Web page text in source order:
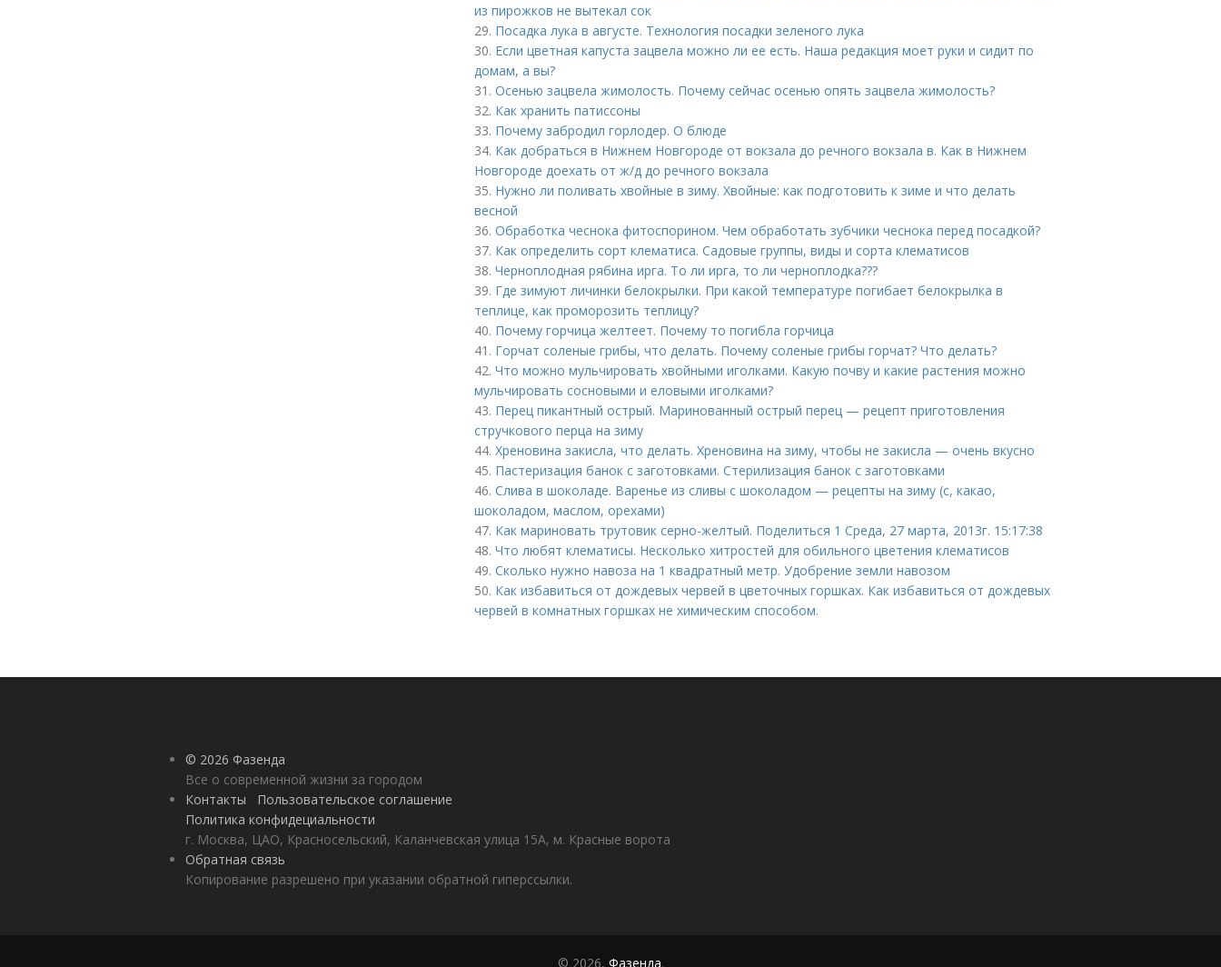
из пирожков не вытекал сок
29. Посадка лука в августе. Технология посадки зеленого лука
30. Если цветная капуста зацвела можно ли ее есть. Наша редакция моет руки и сидит по
домам, а вы?
31. Осенью зацвела жимолость. Почему сейчас осенью опять зацвела жимолость?
32. Как хранить патиссоны
33. Почему забродил горлодер. О блюде
34. Как добраться в Нижнем Новгороде от вокзала до речного вокзала в. Как в Нижнем
Новгороде доехать от ж/д до речного вокзала
35. Нужно ли поливать хвойные в зиму. Хвойные: как подготовить к зиме и что делать
весной
36. Обработка чеснока фитоспорином. Чем обработать зубчики чеснока перед посадкой?
37. Как определить сорт клематиса. Садовые группы, виды и сорта клематисов
38. Черноплодная рябина ирга. То ли ирга, то ли черноплодка???
39. Где зимуют личинки белокрылки. При какой температуре погибает белокрылка в
теплице, как проморозить теплицу?
40. Почему горчица желтеет. Почему то погибла горчица
41. Горчат соленые грибы, что делать. Почему соленые грибы горчат? Что делать?
42. Что можно мульчировать хвойными иголками. Какую почву и какие растения можно
мульчировать сосновыми и еловыми иголками?
43. Перец пикантный острый. Маринованный острый перец — рецепт приготовления
стручкового перца на зиму
44. Хреновина закисла, что делать. Хреновина на зиму, чтобы не закисла — очень вкусно
45. Пастеризация банок с заготовками. Стерилизация банок с заготовками
46. Слива в шоколаде. Варенье из сливы с шоколадом — рецепты на зиму (с, какао,
шоколадом, маслом, орехами)
47. Как мариновать трутовик серно-желтый. Поделиться 1 Среда, 27 марта, 2013г. 15:17:38
48. Что любят клематисы. Несколько хитростей для обильного цветения клематисов
49. Сколько нужно навоза на 1 квадратный метр. Удобрение земли навозом
50. Как избавиться от дождевых червей в цветочных горшках. Как избавиться от дождевых
червей в комнатных горшках не химическим способом.
© 2026 Фазенда
Все о современной жизни за городом
Контакты
Пользовательское соглашение
Политика конфидециальности
г. Москва, ЦАО, Красносельский, Каланчевская улица 15А, м. Красные ворота
Обратная связь
Копирование разрешено при указании обратной гиперссылки.
© 2026, Фазенда.